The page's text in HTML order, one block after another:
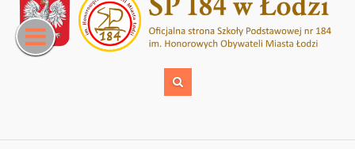
content